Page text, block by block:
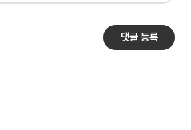
댓글 등록